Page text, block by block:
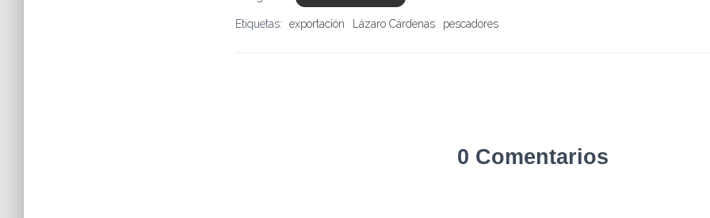
Etiquetas: exportación Lázaro Cárdenas pescadores
0 Comentarios